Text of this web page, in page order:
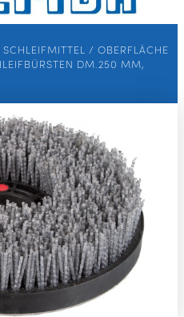
SCHLEIFMITTEL / OBERFLÄCHE
DM.250 MM,